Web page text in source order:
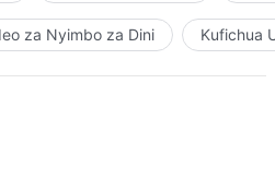
za Nyimbo za Dini Kufichua